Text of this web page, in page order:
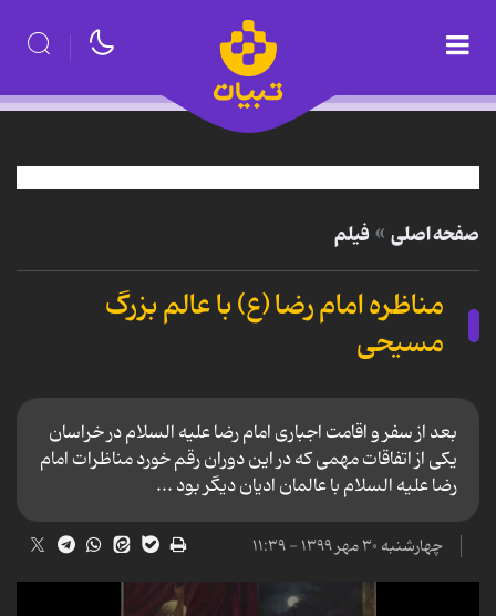
صفحه اصلی فیلم
مناظره امام رضا (ع) با عالم بزرگ
مسیحی
بعد از سفر و اقامت اجباری امام رضا علیه السلام در خراسان
یکی از اتفاقات مهمی که در این دوران رقم خورد مناظرات امام
رضا علیه السلام با عالمان ادیان دیگر بود ...
چهارشنبه ۳۰ مهر ۱۳۹۹ - ۱۱:۳۹